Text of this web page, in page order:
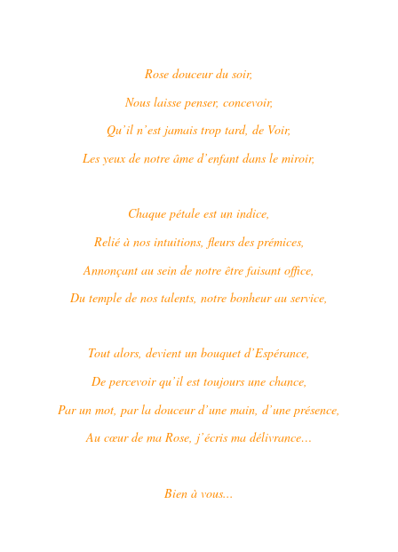
Rose douceur du soir,
Nous laisse penser, concevoir,
Qu’il n’est jamais trop tard, de Voir,
Les yeux de notre âme d’enfant dans le miroir,
Chaque pétale est un indice,
Relié à nos intuitions, fleurs des prémices,
Annonçant au sein de notre être faisant office,
Du temple de nos talents, notre bonheur au service,
Tout alors, devient un bouquet d’Espérance,
De percevoir qu’il est toujours une chance,
Par un mot, par la douceur d’une main, d’une présence,
Au cœur de ma Rose, j’écris ma délivrance…
Bien à vous...